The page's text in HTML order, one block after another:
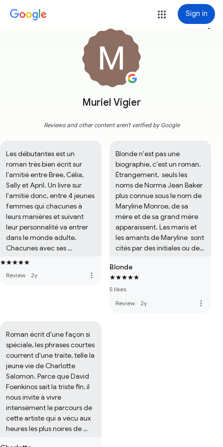
Sign in
Muriel Vigier
more_vert
Reviews and other content aren't verified by Google
Les débutantes est un
roman très bien écrit sur
l'amitié entre Bree, Célia,
Sally et April. Un livre sur
l'amitié donc, entre 4 jeunes
femmes qui chacunes à
leurs manières et suivant
leur personnalité va entrer
dans le monde adulte.
Chacunes avec ses
blessures et ses doutes va
veillant les unes sur les
livre et chaques femmes
peut se retrouver dans Bree,
Célia, Sally et April.
Review · 2y more_vert
Blonde n'est pas une
biographie, c'est un roman.
Étrangement,  seuls les
noms de Norma Jean Baker
plus connue sous le nom de
Maryline Monroe, de sa
mère et de sa grand mère
apparaissent. Les maris et
les amants de Maryline  sont
cités par des initiales ou des
Nous entrons dans la vie de
Norma Jean et nous
assistons en spectateur à sa
transformation en Maryline.
Blonde
5 likes
Review · 2y more_vert
Roman écrit d'une façon si
spéciale, les phrases courtes
courrent d'une traite, telle la
jeune vie de Charlotte
Salomon. Parce que David
Foenkinos sait la triste fin, il
nous invite à vivre
intensément le parcours de
cette artiste qui a vécu aux
heures les plus noires de